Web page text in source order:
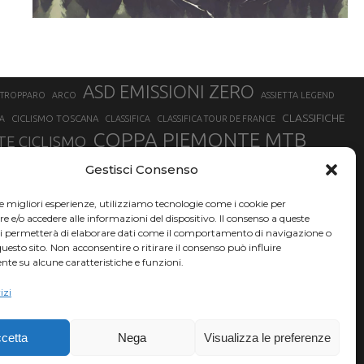
Gestisci Consenso
migliori esperienze, utilizziamo tecnologie come i cookie per
e/o accedere alle informazioni del dispositivo. Il consenso a queste
permetterà di elaborare dati come il comportamento di navigazione o
sito. Non acconsentire o ritirare il consenso può influire
su alcune caratteristiche e funzioni.
Nega Visualizza le preferenze
ARCO ASD EMISSIONI ZERO ASSIETTA LEGEND
CICLISMO TOSCANA CLASSIFICA CLASSIFICA TOUR DE FRANCE CLASSIFICHE
CICLISMO COPPA PIEMONTE MTB
FABIO ARU FIAB FINALE LIGURE
HERVÉ BARMASSE INSUBRIA BIKE FESTIVAL
LUCA BRAIDOT MARATHON BIKE DELLA BRIANZA
MATHIEU VAN DER POEL
TRIATHLON OLIMPICO